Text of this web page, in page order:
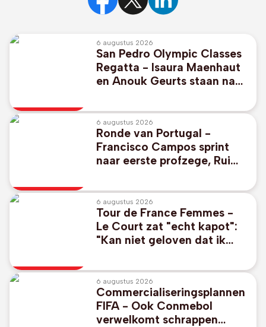
6 augustus 2026
San Pedro Olympic Classes
Regatta - Isaura Maenhaut
en Anouk Geurts staan na
olympische wateren van
2028
6 augustus 2026
Ronde van Portugal -
Francisco Campos sprint
naar eerste profzege, Rui
6 augustus 2026
Tour de France Femmes -
Le Court zat "echt kapot":
"Kan niet geloven dat ik
6 augustus 2026
Commercialiseringsplannen
FIFA - Ook Conmebol
verwelkomt schrappen